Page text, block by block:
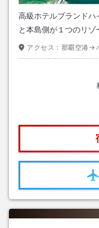
高級ホテルブランド
と本島側が１つのリ
アクセス： 那覇空港→